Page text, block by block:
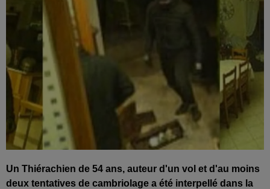
Un Thiérachien de 54 ans, auteur d'un vol et d'au moins
deux tentatives de cambriolage a été interpellé dans la